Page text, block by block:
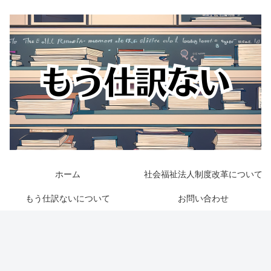
ホーム 社会福祉法人制度改革について
もう仕訳ないについて お問い合わせ